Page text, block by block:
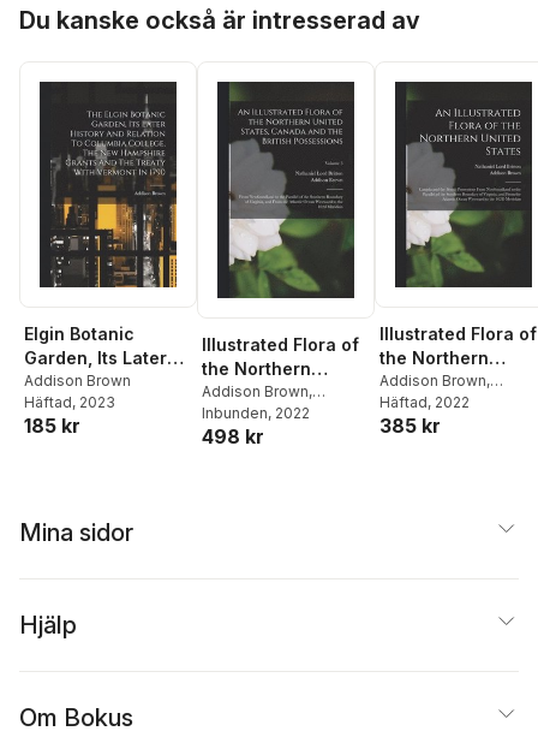
Du kanske också är intresserad av
Elgin Botanic
Garden, Its Later
History And
Relation To
Columbia College,
With Vermont In
Addison Brown
Häftad, 2023
185 kr
Illustrated Flora of
the Northern
United States,
Canada and the
British Possessions
Addison Brown,
Nathaniel Lord Britton
Inbunden, 2022
498 kr
Illustrated Flora of
the Northern
United States
Addison Brown,
Nathaniel Lord Britton
Häftad, 2022
385 kr
Mina sidor
Hjälp
Om Bokus